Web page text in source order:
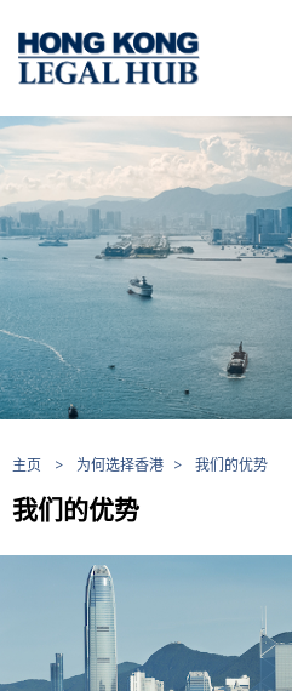
主页 > 为何选择香港 > 我们的优势
我们的优势